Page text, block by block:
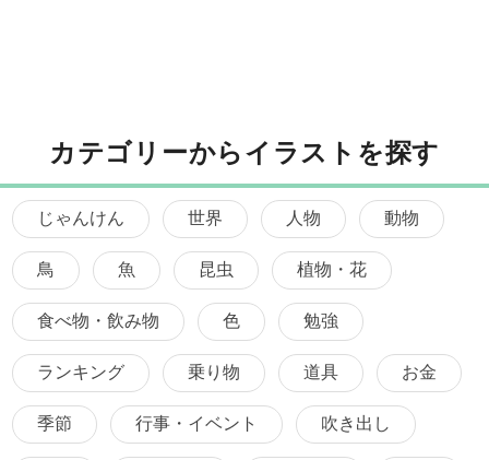
カテゴリーからイラストを探す
じゃんけん 世界 人物 動物
鳥 魚 昆虫 植物・花
食べ物・飲み物 色 勉強
ランキング 乗り物 道具 お金
季節 行事・イベント 吹き出し